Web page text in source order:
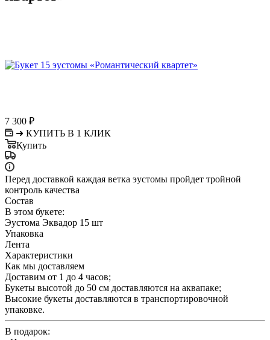
7 300 ₽
➜ КУПИТЬ В 1 КЛИК
Купить
Перед доставкой каждая ветка эустомы пройдет тройной
контроль качества
Состав
В этом букете:
Эустома Эквадор 15 шт
Упаковка
Лента
Характеристики
Как мы доставляем
Доставим от 1 до 4 часов;
Букеты высотой до 50 см доставляются на аквапаке;
Высокие букеты доставляются в транспортировочной
упаковке.
В подарок: